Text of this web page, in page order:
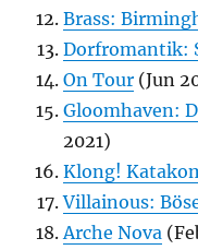
Brass:
Dorfromantik:
On Tour (Jun
Gloomhaven:
2021)
Klong!
Villainous:
Arche Nova